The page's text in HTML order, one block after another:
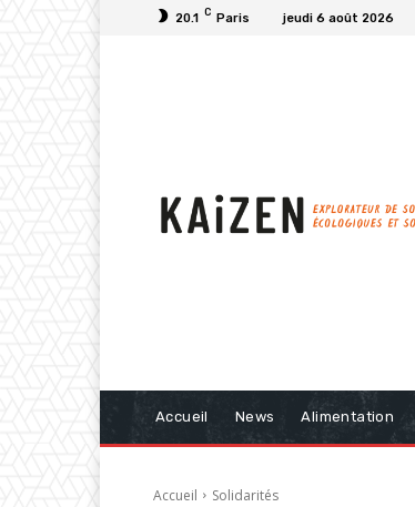
20.1 C Paris jeudi 6 août 2026
Accueil News Alimentation
Accueil Solidarités